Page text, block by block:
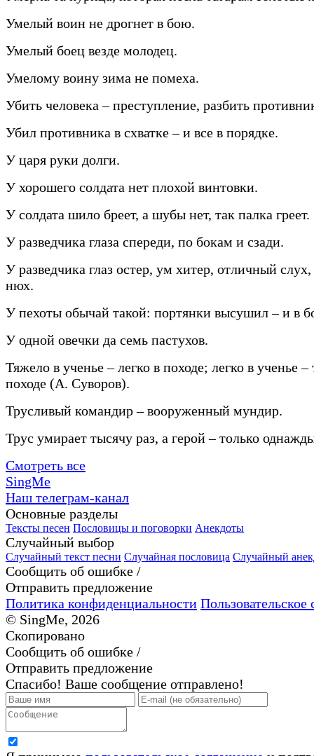
Умелый воин не дрогнет в бою.
Умелый боец везде молодец.
Умелому воину зима не помеха.
Убить человека – преступление, разбить
Убил противника в схватке – и все в порядке.
У царя руки долги.
У хорошего солдата нет плохой винтовки.
У солдата шило бреет, а шубы нет, так палка греет.
У разведчика глаза спереди, по бокам и сзади.
У разведчика глаз остер, ум хитер, отличный
нюх.
У пехоты обычай такой: портянки высушил – и в
У одной овечки да семь пастухов.
Тяжело в ученье – легко в походе; легко в ученье –
походе (А. Суворов).
Трусливый командир – вооруженный мундир.
Трус умирает тысячу раз, а герой – только
Смотреть все
SingMe
Наш телеграм-канал
Основные разделы
Тексты песен Пословицы и поговорки Анекдоты
Случайный выбор
Случайный текст песни Случайная пословица Случайный
Сообщить об ошибке /
Отправить предложение
Политика конфиденциальности Пользовательское
© SingMe, 2026
Скопировано
Сообщить об ошибке /
Отправить предложение
Спасибо! Ваше сообщение отправлено!